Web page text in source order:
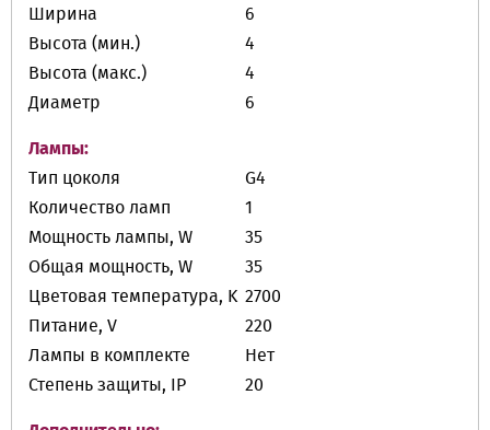
Ширина
6
Высота (мин.)
4
Высота (макс.)
4
Диаметр
6
Лампы:
Тип цоколя
G4
Количество ламп
1
Мощность лампы, W
35
Общая мощность, W
35
Цветовая температура, K 2700
Питание, V
220
Лампы в комплекте
Нет
Степень защиты, IP
20